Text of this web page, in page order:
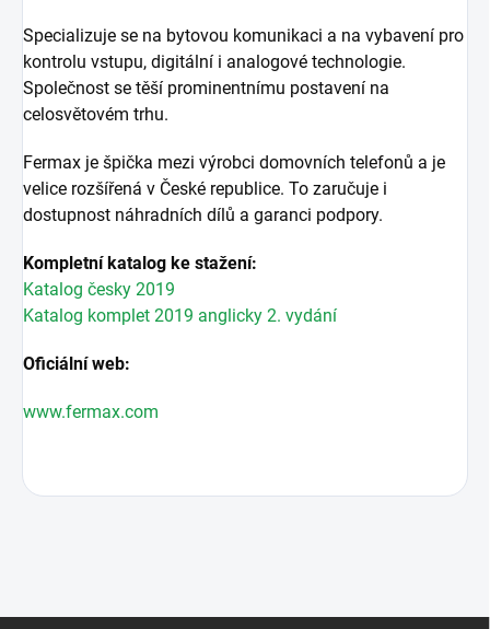
Specializuje se na bytovou komunikaci a na vybavení pro
kontrolu vstupu, digitální i analogové technologie.
Společnost se těší prominentnímu postavení na
celosvětovém trhu.
Fermax je špička mezi výrobci domovních telefonů a je
velice rozšířená v České republice. To zaručuje i
dostupnost náhradních dílů a garanci podpory.
Kompletní katalog ke stažení:
Katalog česky 2019
Katalog komplet 2019 anglicky 2. vydání
Oficiální web:
www.fermax.com